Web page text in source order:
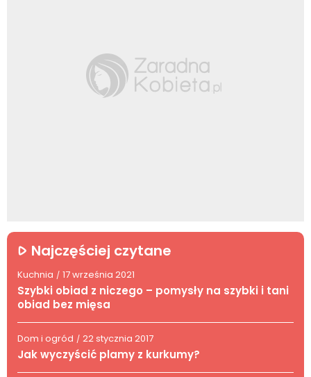
Najczęściej czytane
Kuchnia / 17 września 2021
Szybki obiad z niczego – pomysły na szybki i tani
obiad bez mięsa
Dom i ogród / 22 stycznia 2017
Jak wyczyścić plamy z kurkumy?